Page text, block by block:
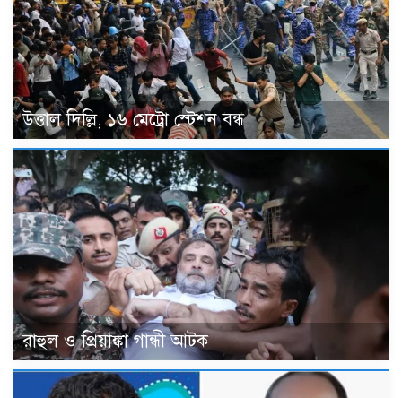
উত্তাল দিল্লি, ১৬ মেট্রো স্টেশন বন্ধ
রাহুল ও প্রিয়াঙ্কা গান্ধী আটক